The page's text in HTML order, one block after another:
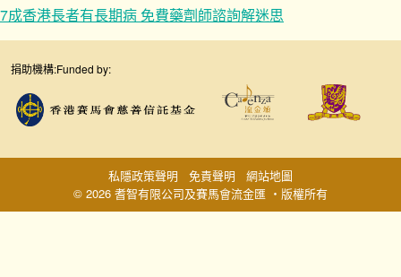
7成香港長者有長期病 免費藥劑師諮詢解迷思
捐助機構:Funded by:
© 2026 耆智有限公司及賽馬會流金匯 ‧版權所有
私隱政策聲明 免責聲明 網站地圖